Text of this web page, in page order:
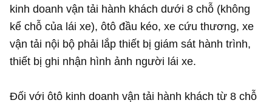
kinh doanh vận tải hành khách dưới 8 chỗ (không
kể chỗ của lái xe), ôtô đầu kéo, xe cứu thương, xe
vận tải nội bộ phải lắp thiết bị giám sát hành trình,
thiết bị ghi nhận hình ảnh người lái xe.
Đối với ôtô kinh doanh vận tải hành khách từ 8 chỗ